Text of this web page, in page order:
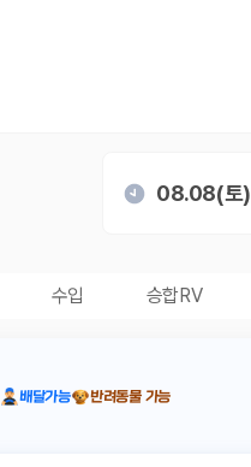
08.08(토)
수입 승합RV
배달가능 반려동물 가능